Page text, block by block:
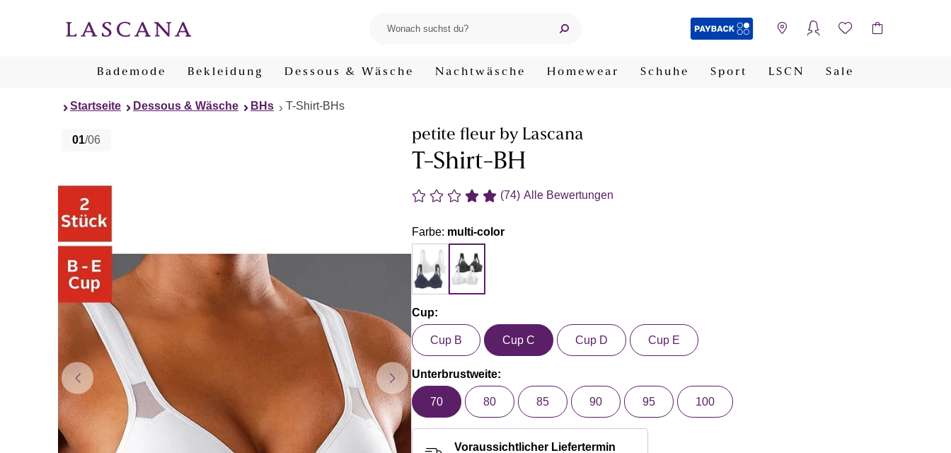
Bademode Bekleidung Dessous & Wäsche Nachtwäsche Homewear Schuhe Sport LSCN Sale
Startseite Dessous & Wäsche BHs T-Shirt-BHs
01/06 petite fleur by Lascana
T-Shirt-BH
(74) Alle Bewertungen
Farbe: multi-color
Cup:
Cup B Cup C Cup D Cup E
Unterbrustweite:
70 80 85 90 95 100
Voraussichtlicher Liefertermin